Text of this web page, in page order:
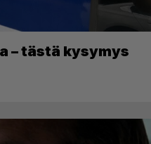
– tästä kysymys